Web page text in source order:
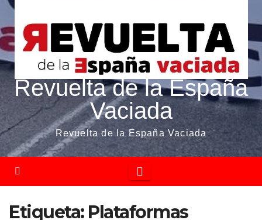
Revuelta de la España
Vaciada
Revuelta de la España Vaciada
Etiqueta: Plataformas